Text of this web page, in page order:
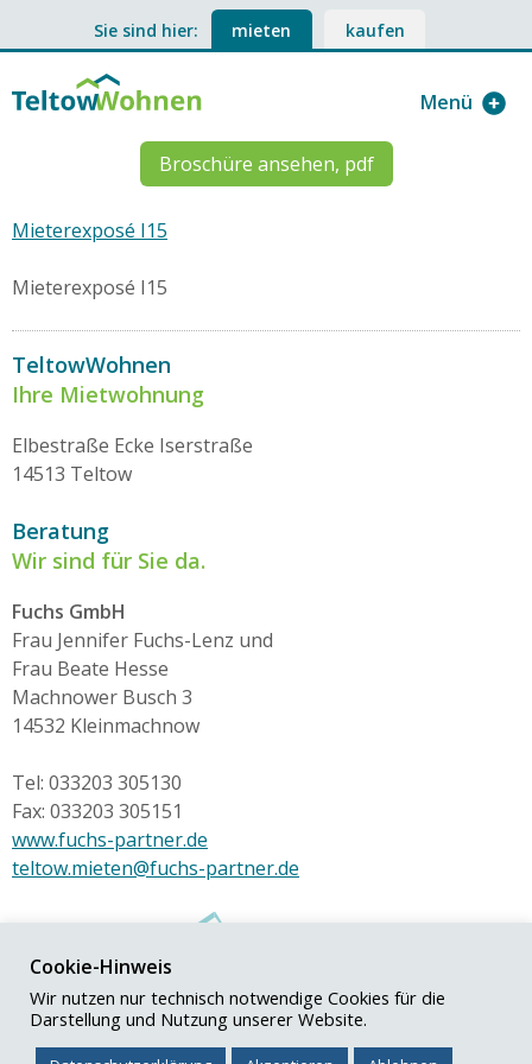
Sie sind hier: mieten kaufen
Menü
Broschüre ansehen, pdf
Mieterexposé I15
Mieterexposé I15
TeltowWohnen
Ihre Mietwohnung
Elbestraße Ecke Iserstraße
14513 Teltow
Beratung
Wir sind für Sie da.
Fuchs GmbH
Frau Jennifer Fuchs-Lenz und
Frau Beate Hesse
Machnower Busch 3
14532 Kleinmachnow
Tel: 033203 305130
Fax: 033203 305151
www.fuchs-partner.de
teltow.mieten@fuchs-partner.de
© Fuchs+Partner GmbH
Impressum|Datenschutz
Cookie-Hinweis
Wir nutzen nur technisch notwendige Cookies für die
Darstellung und Nutzung unserer Website.